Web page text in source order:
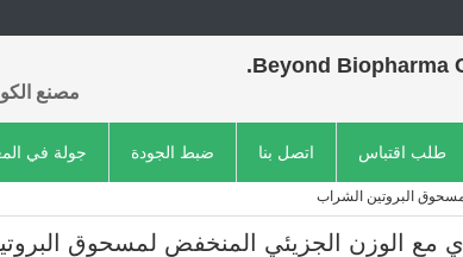
Beyond Biopharma
مصنع
جولة في ضبط الجودة اتصل بنا طلب اقتباس
البروتين الشراب
مع الوزن الجزيئي المنخفض لمسحوق